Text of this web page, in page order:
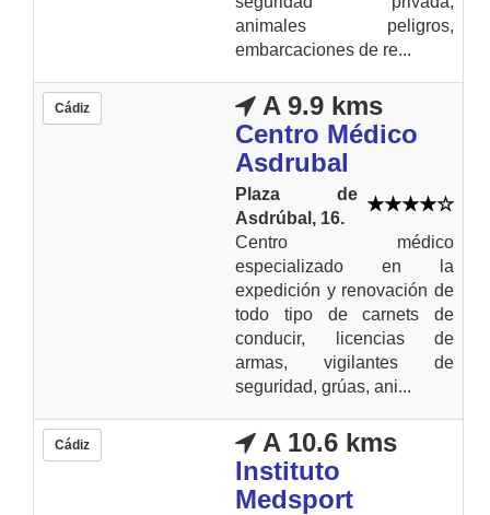
animales peligros,
embarcaciones de re...
Cádiz
A 9.9 kms
Centro Médico
Asdrubal
Plaza de
Asdrúbal, 16.
Centro médico
especializado en la
expedición y renovación de
todo tipo de carnets de
conducir, licencias de
armas, vigilantes de
seguridad, grúas, ani...
Cádiz
A 10.6 kms
Instituto
Medsport